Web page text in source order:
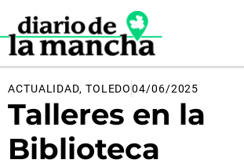
contenido
ACTUALIDAD, TOLEDO 04/06/2025
Talleres en la
Biblioteca